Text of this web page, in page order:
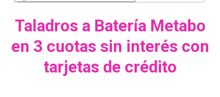
Taladros a Batería Metabo
en 3 cuotas sin interés con
tarjetas de crédito